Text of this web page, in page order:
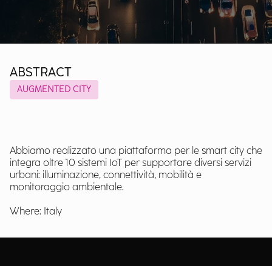
ABSTRACT
AUGMENTED CITY
Abbiamo realizzato una piattaforma per le smart city che
integra oltre 10 sistemi IoT per supportare diversi servizi
urbani: illuminazione, connettività, mobilità e
monitoraggio ambientale.
Where: Italy